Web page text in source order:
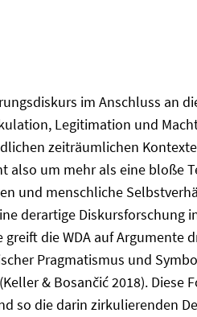
im Anschluss an
Legitimation und
zeiträumlichen
um mehr als eine bloße
und menschliche
derartige Diskursforschung
die WDA auf
Pragmatismus und
& Bosančić 2018).
so die darin zirkulierenden